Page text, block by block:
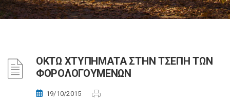
ΟΚΤΩ ΧΤΥΠΗΜΑΤΑ ΣΤΗΝ ΤΣΕΠΗ ΤΩΝ
ΦΟΡΟΛΟΓΟΥΜΕΝΩΝ
19/10/2015